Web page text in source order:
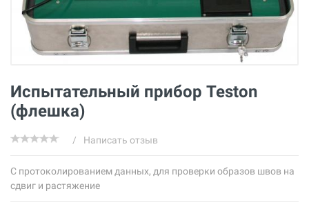
Испытательный прибор Teston
(флешка)
/ Написать отзыв
С протоколированием данных, для проверки образов швов на
сдвиг и растяжение